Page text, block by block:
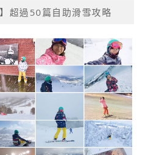
超過50篇自助滑雪攻略